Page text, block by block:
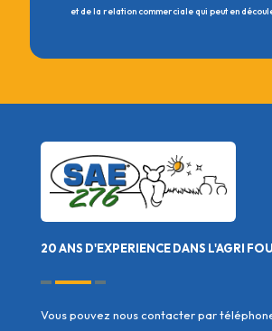
et de la relation commerciale qui peut en
20 ANS D'EXPERIENCE DANS L'AGRI
Vous pouvez nous contacter par